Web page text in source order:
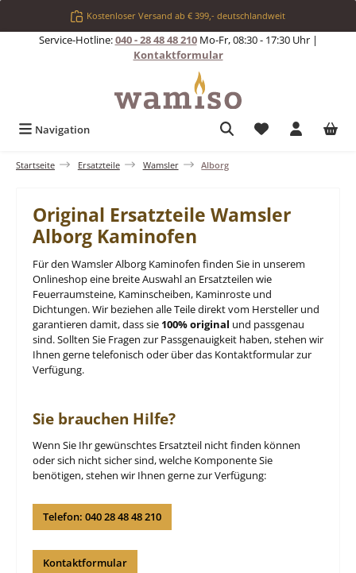
Zum Hauptinhalt springenKostenloser Versand ab € 399,- deutschlandweit
Service-Hotline:040 - 28 48 48 210Mo-Fr, 08:30 - 17:30 Uhr |
Kontaktformular
Navigation Du hast 0
Startseite Ersatzteile Wamsler Alborg
Original Ersatzteile Wamsler
Alborg Kaminofen
Für den Wamsler Alborg Kaminofen finden Sie in unserem
Onlineshop eine breite Auswahl an Ersatzteilen wie
Feuerraumsteine, Kaminscheiben, Kaminroste und
Dichtungen. Wir beziehen alle Teile direkt vom Hersteller und
garantieren damit, dass sie 100% original und passgenau
sind. Sollten Sie Fragen zur Passgenauigkeit haben, stehen wir
Ihnen gerne telefonisch oder über das Kontaktformular zur
Verfügung.
Sie brauchen Hilfe?
Wenn Sie Ihr gewünschtes Ersatzteil nicht finden können
oder sich nicht sicher sind, welche Komponente Sie
benötigen, stehen wir Ihnen gerne zur Verfügung:
Telefon: 040 28 48 48 210
Kontaktformular